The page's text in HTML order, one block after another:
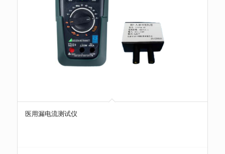
医用漏电流测试仪